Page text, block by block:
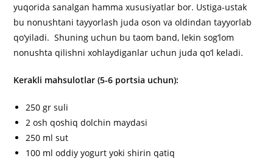
yuqorida sanalgan hamma xususiyatlar bor. Ustiga-ustak
bu nonushtani tayyorlash juda oson va oldindan tayyorlab
qo‘yiladi. Shuning uchun bu taom band, lekin sog‘lom
nonushta qilishni xohlaydiganlar uchun juda qo‘l keladi.
Kerakli mahsulotlar (5-6 portsia uchun):
250 gr suli
2 osh qoshiq dolchin maydasi
250 ml sut
100 ml oddiy yogurt yoki shirin qatiq